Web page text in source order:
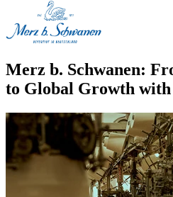
Merz b. Schwanen:
to Global Growth